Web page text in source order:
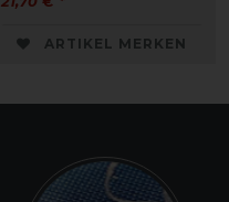
ARTIKEL MERKEN